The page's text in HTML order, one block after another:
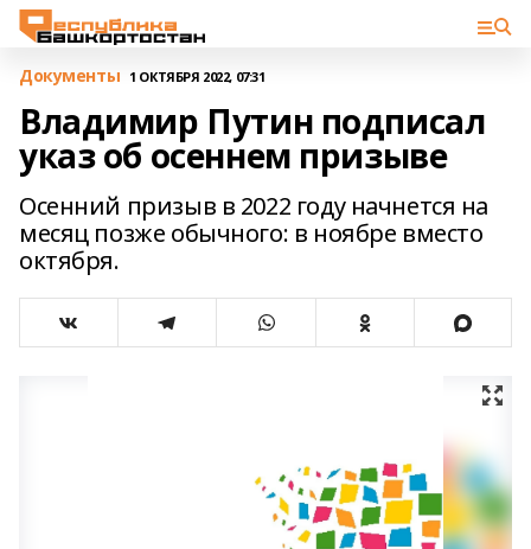
Документы 1 ОКТЯБРЯ 2022, 07:31
Владимир Путин подписал
указ об осеннем призыве
Осенний призыв в 2022 году начнется на
месяц позже обычного: в ноябре вместо
октября.